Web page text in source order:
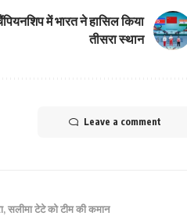
में भारत ने हासिल किया
तीसरा स्थान
Leave a comment
सलीमा टेटे को टीम की कमान